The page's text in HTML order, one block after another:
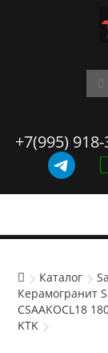
+7(995)
Каталог
Керамогранит
CSAAKOCL18
KTK